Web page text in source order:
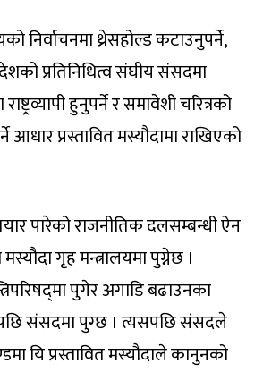
निर्वाचनमा थ्रेसहोल्ड कटाउनुपर्ने,
प्रतिनिधित्व संघीय संसदमा
हुनुपर्ने र समावेशी चरित्रको
आधार प्रस्तावित मस्यौदामा राखिएको
पारेको राजनीतिक दलसम्बन्धी ऐन
गृह मन्त्रालयमा पुग्नेछ ।
पुगेर अगाडि बढाउनका
संसदमा पुग्छ । त्यसपछि संसदले
यि प्रस्तावित मस्यौदाले कानुनको